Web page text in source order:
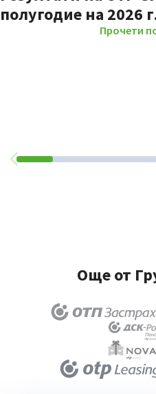
полугодие на 2026
Прочети
Още от